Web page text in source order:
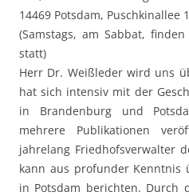
14469 Potsdam, Puschkinallee
(Samstags, am Sabbat,
statt)
Herr Dr. Weißleder wird uns
hat sich intensiv mit der
in Brandenburg und
mehrere Publikationen
jahrelang Friedhofsverwalter
kann aus profunder Kenntnis
in Potsdam berichten. Durch